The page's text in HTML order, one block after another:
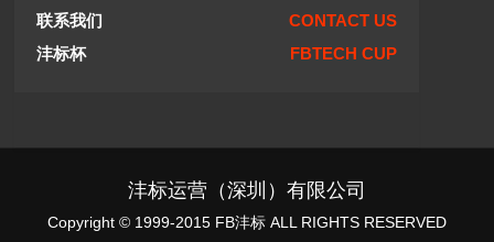
联系我们
CONTACT US
沣标杯
FBTECH CUP
沣标运营（深圳）有限公司
Copyright © 1999-2015 FB沣标 ALL RIGHTS RESERVED